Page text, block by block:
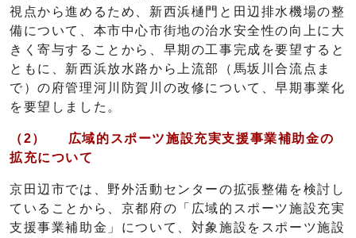
視点から進めるため、新西浜樋門と田辺排水機場の整
備について、本市中心市街地の治水安全性の向上に大
きく寄与することから、早期の工事完成を要望すると
ともに、新西浜放水路から上流部（馬坂川合流点ま
で）の府管理河川防賀川の改修について、早期事業化
を要望しました。
（2） 広域的スポーツ施設充実支援事業補助金の
拡充について
京田辺市では、野外活動センターの拡張整備を検討し
ていることから、京都府の「広域的スポーツ施設充実
支援事業補助金」について、対象施設をスポーツ施設